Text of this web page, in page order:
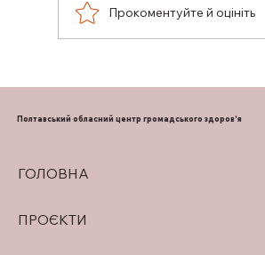
Прокоментуйте й оцініть
ГОЛОВНА
ПРОЄКТИ
Полтавський обласний центр громадського здоров'я